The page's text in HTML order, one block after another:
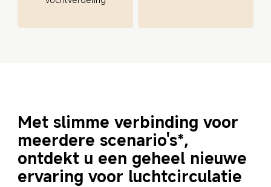
Met slimme verbinding voor
meerdere scenario's*,
ontdekt u een geheel nieuwe
ervaring voor luchtcirculatie